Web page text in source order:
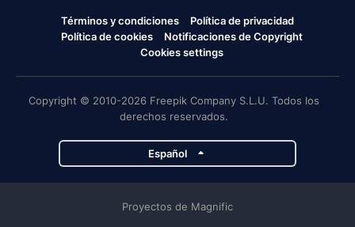
Términos y condiciones
Política de privacidad
Política de cookies
Notificaciones de Copyright
Cookies settings
Copyright © 2010-2026 Freepik Company S.L.U. Todos los
derechos reservados.
Español
Proyectos de Magnific